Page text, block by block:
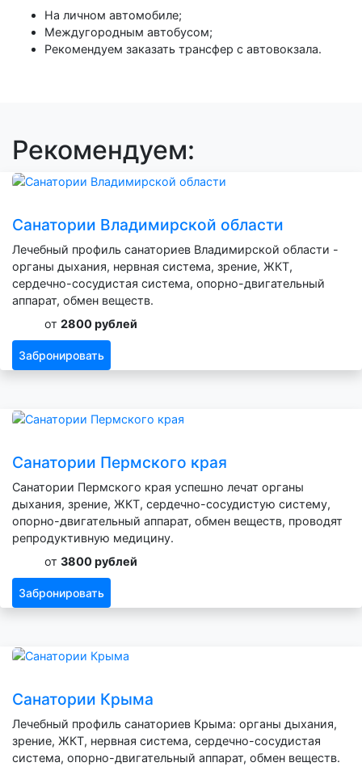
На личном автомобиле;
Междугородным автобусом;
Рекомендуем заказать трансфер с автовокзала.
Рекомендуем:
Санатории Владимирской области
Лечебный профиль санаториев Владимирской области -
органы дыхания, нервная система, зрение, ЖКТ,
сердечно-сосудистая система, опорно-двигательный
аппарат, обмен веществ.
от 2800 рублей
Забронировать
Санатории Пермского края
Санатории Пермского края успешно лечат органы
дыхания, зрение, ЖКТ, сердечно-сосудистую систему,
опорно-двигательный аппарат, обмен веществ, проводят
репродуктивную медицину.
от 3800 рублей
Забронировать
Санатории Крыма
Лечебный профиль санаториев Крыма: органы дыхания,
зрение, ЖКТ, нервная система, сердечно-сосудистая
система, опорно-двигательный аппарат, обмен веществ.